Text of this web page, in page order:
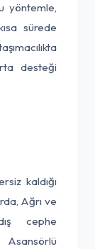
yöntemle,
sürede
desteği
kaldığı
Ağrı ve
cephe